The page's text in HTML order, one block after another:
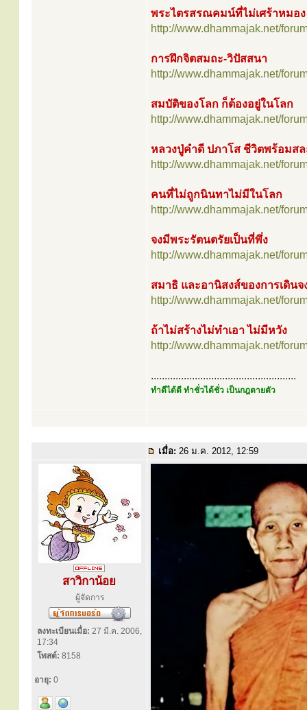
พระไตรสรณคมน์ที่ไม่เศร้าหมอง
http://www.dhammajak.net/
การฝึกจิตสมถะ-วิปัสสนา
http://www.dhammajak.net/
สมบัติของโลก ก็ต้องอยู่ในโลก
http://www.dhammajak.net/
หลวงปู่คำดี ปภาโส ชีวิตพร้อมสล
http://www.dhammajak.net/
คนที่ไม่ถูกนินทาไม่มีในโลก
http://www.dhammajak.net/
จงมีพระรัตนตรัยเป็นที่พึ่ง
http://www.dhammajak.net/
สมาธิ และอานิสงส์ของการเดินจ
http://www.dhammajak.net/
ถ้าไม่สร้างไม่ทำเอา ไม่มีหวัง
http://www.dhammajak.net/
.....................................................
ทำดีได้ดี ทำชั่วได้ชั่ว เป็นกฎตายตัว
เมื่อ: 26 ม.ค. 2012, 12:59
สาวิกาน้อย
ผู้จัดการ
ลงทะเบียนเมื่อ: 27 มี.ค. 2006,
17:34
โพสต์: 8158
อายุ: 0